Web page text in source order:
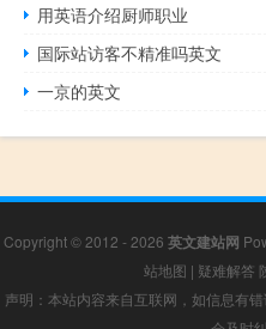
用英语介绍厨师职业
国际站访客不精准吗英文
一京的英文
Copyright © 2012 - 2026 英文建站网
站地图 | 疑难解答
声明：本站内容来自互联网，如信息有